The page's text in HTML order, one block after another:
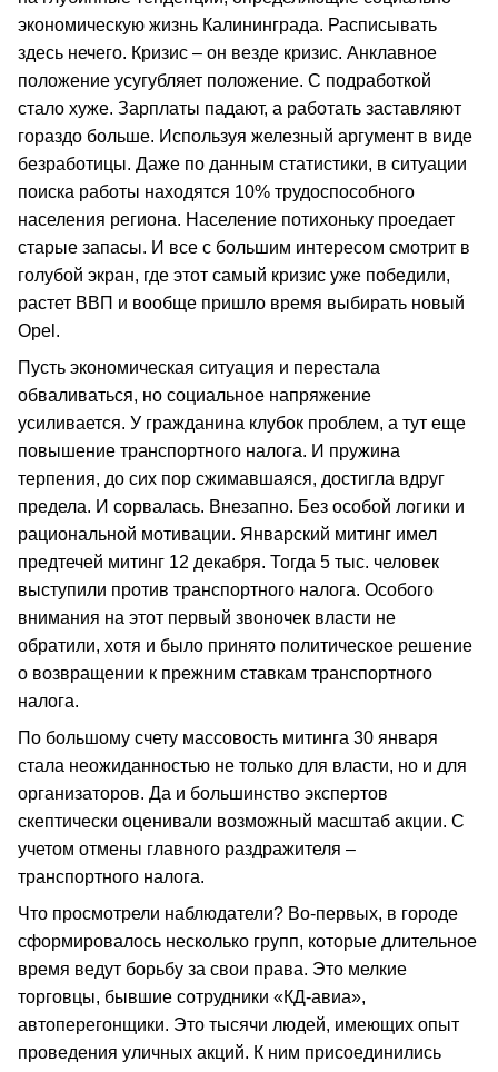
экономическую жизнь Калининграда. Расписывать
здесь нечего. Кризис – он везде кризис. Анклавное
положение усугубляет положение. С подработкой
стало хуже. Зарплаты падают, а работать заставляют
гораздо больше. Используя железный аргумент в виде
безработицы. Даже по данным статистики, в ситуации
поиска работы находятся 10% трудоспособного
населения региона. Население потихоньку проедает
старые запасы. И все с большим интересом смотрит в
голубой экран, где этот самый кризис уже победили,
растет ВВП и вообще пришло время выбирать новый
Opel.
Пусть экономическая ситуация и перестала
обваливаться, но социальное напряжение
усиливается. У гражданина клубок проблем, а тут еще
повышение транспортного налога. И пружина
терпения, до сих пор сжимавшаяся, достигла вдруг
предела. И сорвалась. Внезапно. Без особой логики и
рациональной мотивации. Январский митинг имел
предтечей митинг 12 декабря. Тогда 5 тыс. человек
выступили против транспортного налога. Особого
внимания на этот первый звоночек власти не
обратили, хотя и было принято политическое решение
о возвращении к прежним ставкам транспортного
налога.
По большому счету массовость митинга 30 января
стала неожиданностью не только для власти, но и для
организаторов. Да и большинство экспертов
скептически оценивали возможный масштаб акции. С
учетом отмены главного раздражителя –
транспортного налога.
Что просмотрели наблюдатели? Во-первых, в городе
сформировалось несколько групп, которые длительное
время ведут борьбу за свои права. Это мелкие
торговцы, бывшие сотрудники «КД-авиа»,
автоперегонщики. Это тысячи людей, имеющих опыт
проведения уличных акций. К ним присоединились